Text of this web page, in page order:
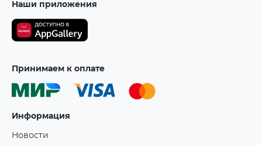
Наши приложения
Принимаем к оплате
Информация
Новости